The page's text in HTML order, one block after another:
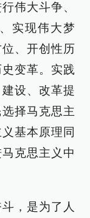
伟大斗争、
实现伟大梦
、开创性历
变革。实践
设、改革提
择马克思主
基本原理同
克思主义中
，是为了人